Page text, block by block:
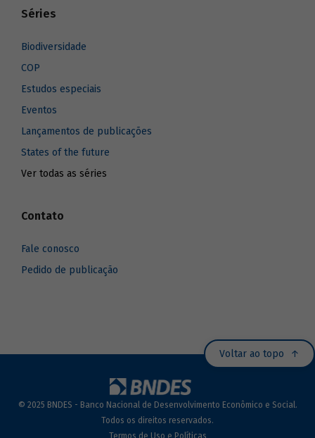
Séries
Biodiversidade
COP
Estudos especiais
Eventos
Lançamentos de publicações
States of the future
Ver todas as séries
Contato
Fale conosco
Pedido de publicação
Voltar ao topo
© 2025 BNDES - Banco Nacional de Desenvolvimento Econômico e Social.
Todos os direitos reservados.
Termos de Uso e Políticas